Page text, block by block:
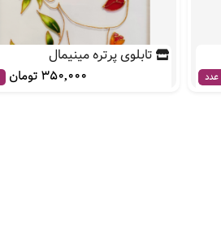
تابلوی پرتره مینیمال
350,000 تومان